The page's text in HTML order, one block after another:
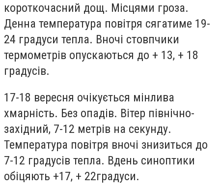
короткочасний дощ. Місцями гроза.
Денна температура повітря сягатиме 19-
24 градуси тепла. Вночі стовпчики
термометрів опускаються до + 13, + 18
градусів.
17-18 вересня очікується мінлива
хмарність. Без опадів. Вітер північно-
західний, 7-12 метрів на секунду.
Температура повітря вночі знизиться до
7-12 градусів тепла. Вдень синоптики
обіцяють +17, + 22градуси.